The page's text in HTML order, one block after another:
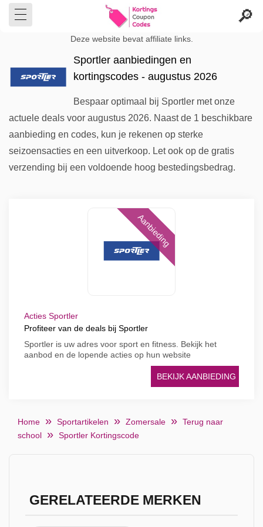
Deze website bevat affiliate links.
Sportler aanbiedingen en
kortingscodes - augustus 2026
Bespaar optimaal bij Sportler met onze
actuele deals voor augustus 2026. Naast de 1 beschikbare
aanbieding en codes, kun je rekenen op sterke
seizoensacties en een uitverkoop. Let ook op de gratis
verzending bij een voldoende hoog bestedingsbedrag.
Aanbieding
Acties Sportler
Profiteer van de deals bij Sportler
Sportler is uw adres voor sport en fitness. Bekijk het
aanbod en de lopende acties op hun website
BEKIJK AANBIEDING
Home Sportartikelen Zomersale
Terug naar
school
Sportler Kortingscode
GERELATEERDE MERKEN